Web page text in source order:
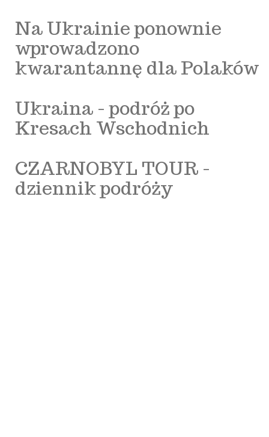
Na Ukrainie ponownie
wprowadzono
kwarantannę dla Polaków
Ukraina - podróż po
Kresach Wschodnich
CZARNOBYL TOUR -
dziennik podróży